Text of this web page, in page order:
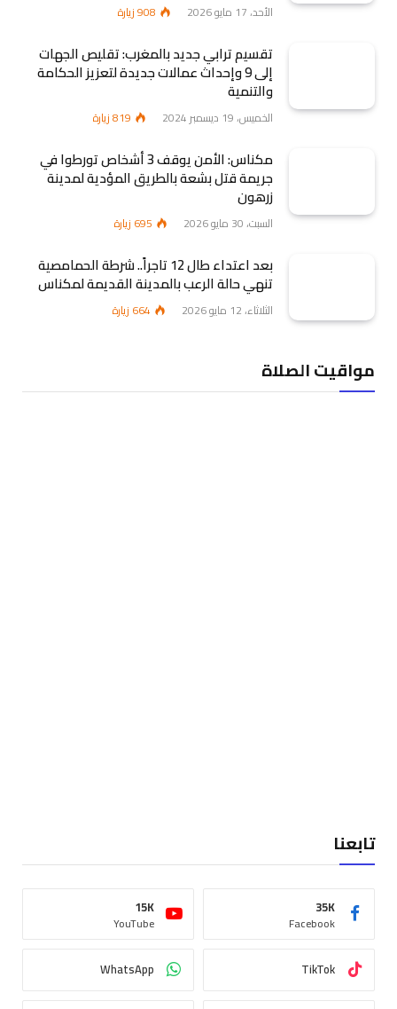
الأحد، 17 مايو 2026 908زيارة
تقسيم ترابي جديد بالمغرب: تقليص الجهات
إلى 9 وإحداث عمالات جديدة لتعزيز الحكامة
والتنمية
الخميس، 19 ديسمبر 2024 819زيارة
مكناس: الأمن يوقف 3 أشخاص تورطوا في
جريمة قتل بشعة بالطريق المؤدية لمدينة
زرهون
السبت، 30 مايو 2026 695 زيارة
بعد اعتداء طال 12 تاجراً.. شرطة الحمامصية
تنهي حالة الرعب بالمدينة القديمة لمكناس
الثلاثاء، 12 مايو 2026 664 زيارة
مواقيت الصلاة
تابعنا
Facebook
35K
YouTube
15K
TikTok
WhatsApp